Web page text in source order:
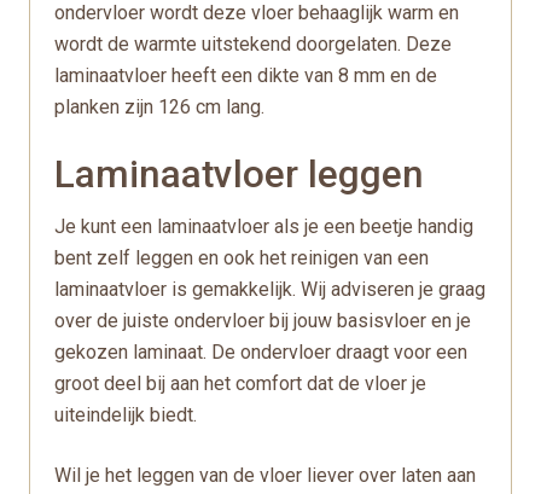
ondervloer wordt deze vloer behaaglijk warm en
wordt de warmte uitstekend doorgelaten. Deze
laminaatvloer heeft een dikte van 8 mm en de
planken zijn 126 cm lang.
Laminaatvloer leggen
Je kunt een laminaatvloer als je een beetje handig
bent zelf leggen en ook het reinigen van een
laminaatvloer is gemakkelijk. Wij adviseren je graag
over de juiste ondervloer bij jouw basisvloer en je
gekozen laminaat. De ondervloer draagt voor een
groot deel bij aan het comfort dat de vloer je
uiteindelijk biedt.
Wil je het leggen van de vloer liever over laten aan